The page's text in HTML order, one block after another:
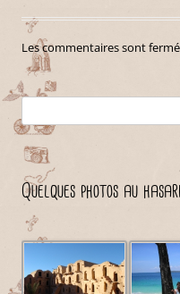
Les commentaires sont
Quelques photos au